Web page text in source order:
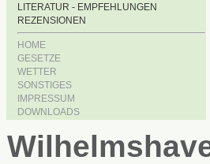
LITERATUR - EMPFEHLUNGEN
REZENSIONEN
HOME
GESETZE
WETTER
SONSTIGES
IMPRESSUM
DOWNLOADS